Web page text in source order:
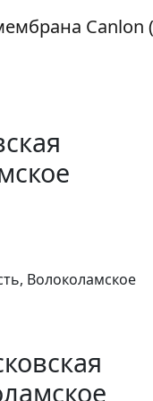
Волоколамское